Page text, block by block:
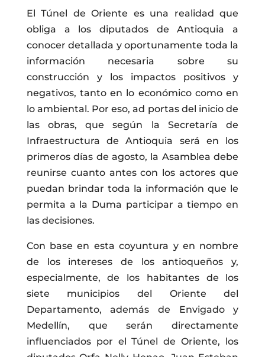
El Túnel de Oriente es una realidad que
obliga a los diputados de Antioquia a
conocer detallada y oportunamente toda la
información necesaria sobre su
construcción y los impactos positivos y
negativos, tanto en lo económico como en
lo ambiental. Por eso, ad portas del inicio de
las obras, que según la Secretaría de
Infraestructura de Antioquia será en los
primeros días de agosto, la Asamblea debe
reunirse cuanto antes con los actores que
puedan brindar toda la información que le
permita a la Duma participar a tiempo en
las decisiones.
Con base en esta coyuntura y en nombre
de los intereses de los antioqueños y,
especialmente, de los habitantes de los
siete municipios del Oriente del
Departamento, además de Envigado y
Medellín, que serán directamente
influenciados por el Túnel de Oriente, los